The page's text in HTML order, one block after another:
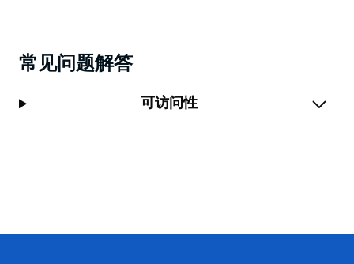
常见问题解答
可访问性